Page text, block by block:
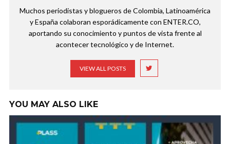
Muchos periodistas y blogueros de Colombia, Latinoamérica
y España colaboran esporádicamente con ENTER.CO,
aportando su conocimiento y puntos de vista frente al
acontecer tecnológico y de Internet.
VIEW ALL POSTS
YOU MAY ALSO LIKE